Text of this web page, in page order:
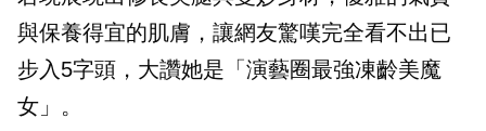
與保養得宜的肌膚，讓網友驚嘆完全看不出已
步入5字頭，大讚她是「演藝圈最強凍齡美魔
女」。